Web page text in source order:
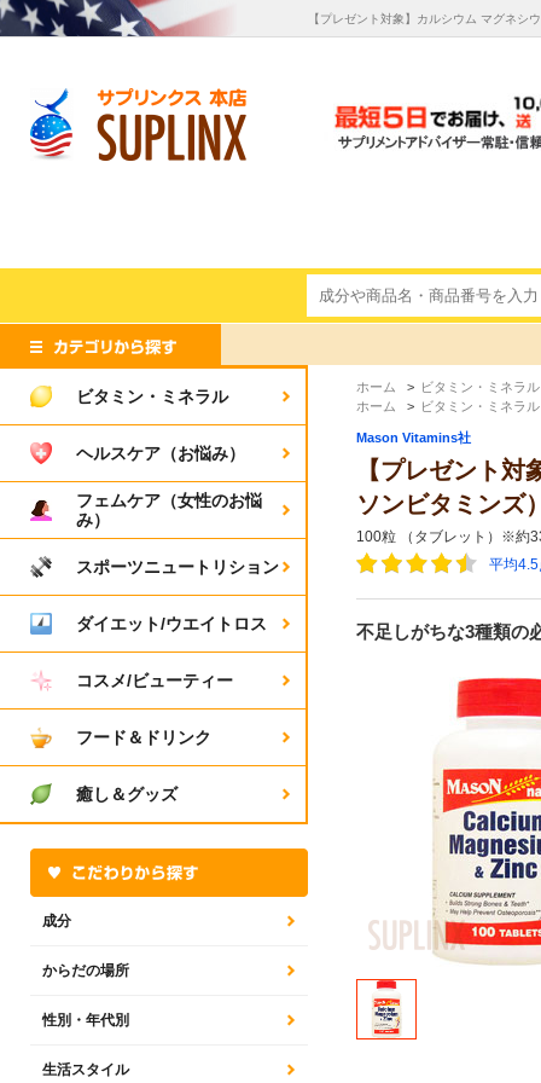
【プレゼント対象】カルシウム マグネ
ホーム >
ビタミン・ミネラル
ホーム
> ビタミン・ミネラル
Mason Vitamins社
【プレゼント
ソンビタミンズ
100粒 （タブレット）※約
平均
不足しがちな3種類の
ビタミン・ミネラル
ヘルスケア（お悩み）
フェムケア（女性のお悩
み）
スポーツニュートリション
ダイエット/ウエイトロス
コスメ/ビューティー
フード＆ドリンク
癒し＆グッズ
成分
からだの場所
性別・年代別
生活スタイル